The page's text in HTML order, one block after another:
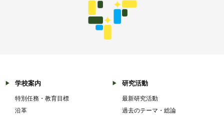
学校案内
特別任務・教育目標
沿革
研究活動
最新研究活動
過去のテーマ・総論